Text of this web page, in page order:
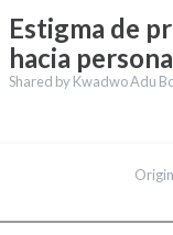
Estigma de
hacia
Shared by Kwadwo Adu